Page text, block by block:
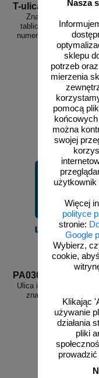
Nasza
sklepu
potrzeb
mierzenia
pomocą
można
swojej
użytkownik
Więcej
polityce
stronie:
Google
Wybierz,
cookie,
Klikając
używanie
działania
pliki
T-ulica
Znak T-ulica Znak
tabliczka z nazwą
numer budynku - adres,
tabliczka
od 141,45
115,00 zł netto
do koszyka
PA030
Ulica i numer budynku
znak informacyjny -
od 45,87